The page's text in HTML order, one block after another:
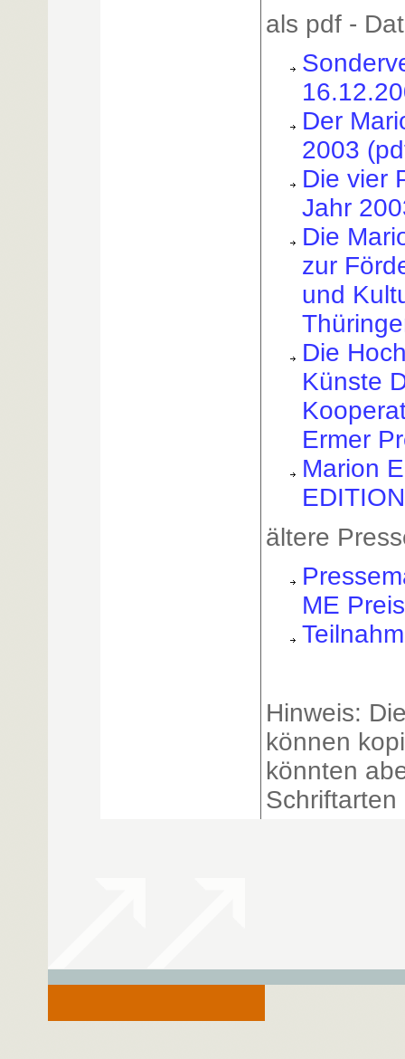
als pdf -
Der
2003
Die vier
Jahr
Die
zur
und
Die
Künste
Ermer
Marion
ältere
ME
Hinweis:
können
könnten